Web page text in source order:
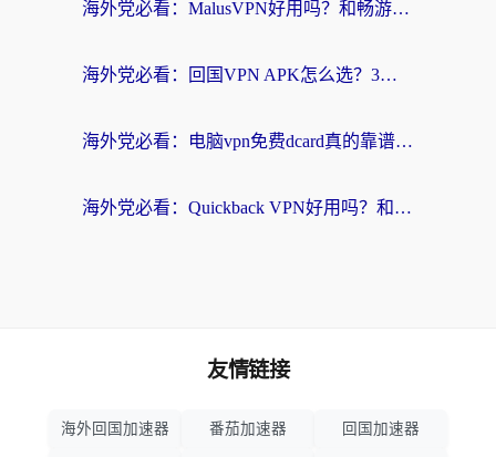
海外党必看：MalusVPN好用吗？和畅游VPN对比哪个回国效果更好？附穿梭飞鱼神龟真实体验
海外党必看：回国VPN APK怎么选？3步教你无缝刷国内剧玩国服
海外党必看：电脑vpn免费dcard真的靠谱吗？教你选对回国加速器无缝访问国内资源
海外党必看：Quickback VPN好用吗？和小黑牛VPN对比哪个回国效果更好？附真实体验+避坑指南
友情链接
海外回国加速器 番茄加速器 回国加速器